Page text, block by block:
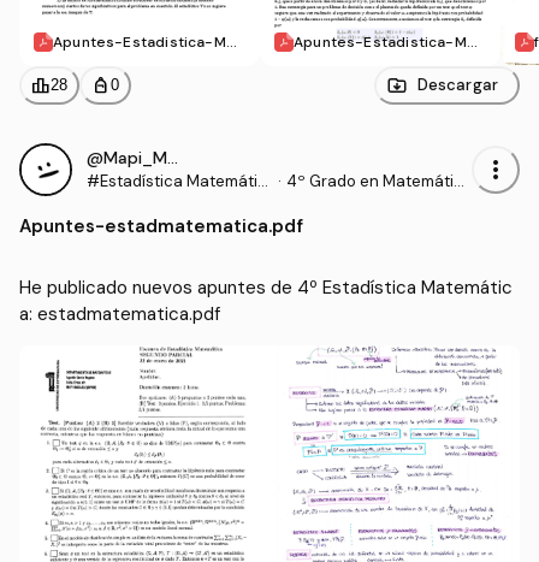
Apuntes-Estadistica-Mat
Apuntes-Estadistica-Mat
leaderboard28 personal_bag 0 Descargar
@Mapi_Moscatel
#Estadística Matemátic · 4º Grado en Matemátic
more_vert
Apuntes-estadmatematica.pdf
He publicado nuevos apuntes de 4º Estadística Matemátic
a: estadmatematica.pdf